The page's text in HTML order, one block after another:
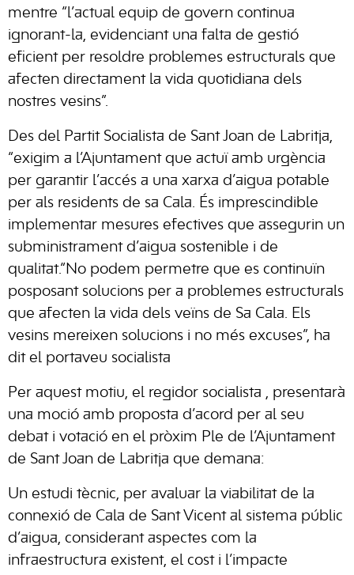
mentre “l’actual equip de govern continua
ignorant-la, evidenciant una falta de gestió
eficient per resoldre problemes estructurals que
afecten directament la vida quotidiana dels
nostres vesins”.
Des del Partit Socialista de Sant Joan de Labritja,
“exigim a l’Ajuntament que actuï amb urgència
per garantir l’accés a una xarxa d’aigua potable
per als residents de sa Cala. És imprescindible
implementar mesures efectives que assegurin un
subministrament d’aigua sostenible i de
qualitat.“No podem permetre que es continuïn
posposant solucions per a problemes estructurals
que afecten la vida dels veïns de Sa Cala. Els
vesins mereixen solucions i no més excuses”, ha
dit el portaveu socialista
Per aquest motiu, el regidor socialista , presentarà
una moció amb proposta d’acord per al seu
debat i votació en el pròxim Ple de l’Ajuntament
de Sant Joan de Labritja que demana:
Un estudi tècnic, per avaluar la viabilitat de la
connexió de Cala de Sant Vicent al sistema públic
d’aigua, considerant aspectes com la
infraestructura existent, el cost i l’impacte